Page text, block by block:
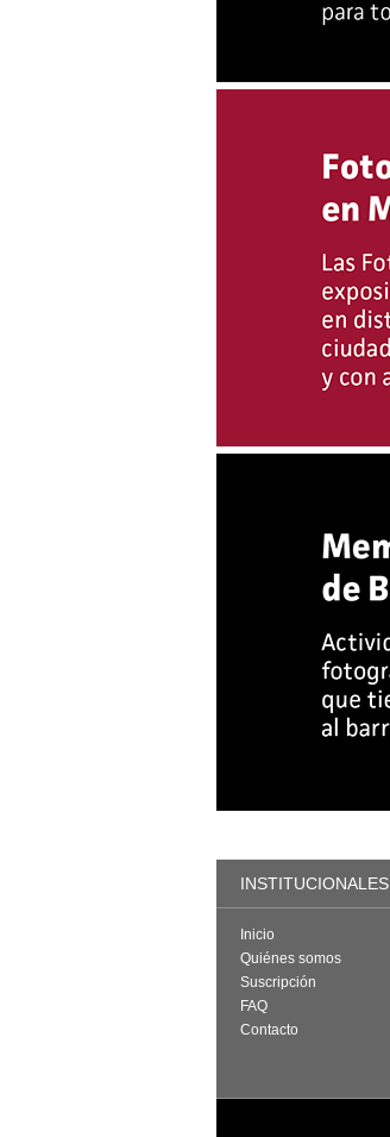
INSTITUCIONALES
Inicio
Quiénes somos
Suscripción
FAQ
Contacto